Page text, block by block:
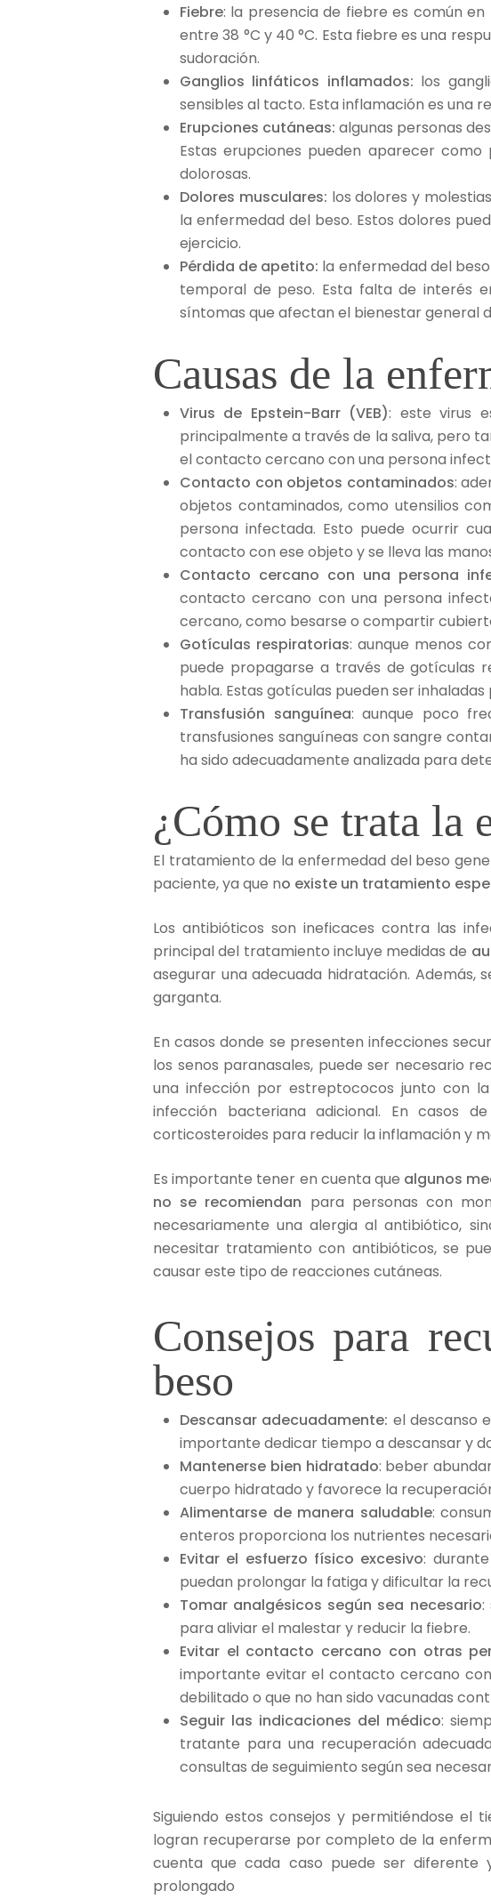
Fiebre: la presencia de fiebre es común
entre 38 °C y 40 °C. Esta fiebre es una
sudoración.
Ganglios linfáticos inflamados: los
sensibles al tacto. Esta inflamación es una
Erupciones cutáneas:algunas personas
Estas erupciones pueden aparecer
dolorosas.
Dolores musculares: los dolores y
la enfermedad del beso. Estos dolores
ejercicio.
Pérdida de apetito: la enfermedad del
temporal de peso. Esta falta de interés
síntomas que afectan el bienestar general
Causas de la
Virus de Epstein-Barr (VEB): este virus
principalmente a través de la saliva, pero
el contacto cercano con una persona
Contacto con objetos contaminados:
objetos contaminados, como utensilios
persona infectada. Esto puede ocurrir
contacto con ese objeto y se lleva las
Contacto cercano con una persona
contacto cercano con una persona
cercano, como besarse o compartir
Gotículas respiratorias: aunque menos
puede propagarse a través de gotículas
habla. Estas gotículas pueden ser
Transfusión sanguínea: aunque poco
transfusiones sanguíneas con sangre
ha sido adecuadamente analizada para
¿Cómo se trata la
El tratamiento de la enfermedad del beso
paciente, ya que no existe un tratamiento
Los antibióticos son ineficaces contra las
principal del tratamiento incluye medidas de
asegurar una adecuada hidratación.
garganta.
En casos donde se presenten infecciones
los senos paranasales, puede ser necesario
una infección por estreptococos junto con
infección bacteriana adicional. En casos
corticosteroides para reducir la inflamación y
Es importante tener en cuenta que algunos
no se recomiendan para personas con
necesariamente una alergia al antibiótico,
necesitar tratamiento con antibióticos, se
causar este tipo de reacciones cutáneas.
Consejos para
beso
Descansar adecuadamente: el descanso
importante dedicar tiempo a descansar y
Mantenerse bien hidratado: beber
cuerpo hidratado y favorece la
Alimentarse de manera saludable:
enteros proporciona los nutrientes
Evitar el esfuerzo físico excesivo:
puedan prolongar la fatiga y dificultar la
Tomar analgésicos según sea necesario:
para aliviar el malestar y reducir la fiebre.
Evitar el contacto cercano con otras
importante evitar el contacto cercano
debilitado o que no han sido vacunadas
Seguir las indicaciones del médico:
tratante para una recuperación
consultas de seguimiento según sea
Siguiendo estos consejos y permitiéndose el
logran recuperarse por completo de la
cuenta que cada caso puede ser diferente
prolongado